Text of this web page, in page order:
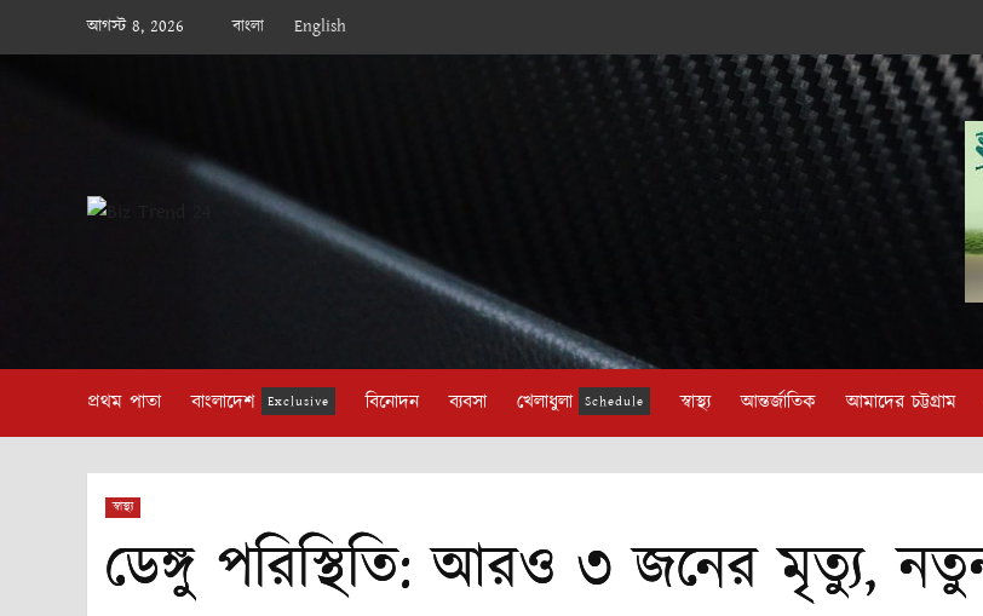
to
আগস্ট 8, 2026 বাংলা English
প্রথম পাতা বাংলাদেশ Exclusive বিনোদন ব্যবসা খেলাধুলা Schedule স্বাস্থ্য আন্তর্জাতিক আমাদের চট্টগ্রাম
স্বাস্থ্য
ডেঙ্গু পরিস্থিতি: আরও ৩ জনের মৃত্যু,